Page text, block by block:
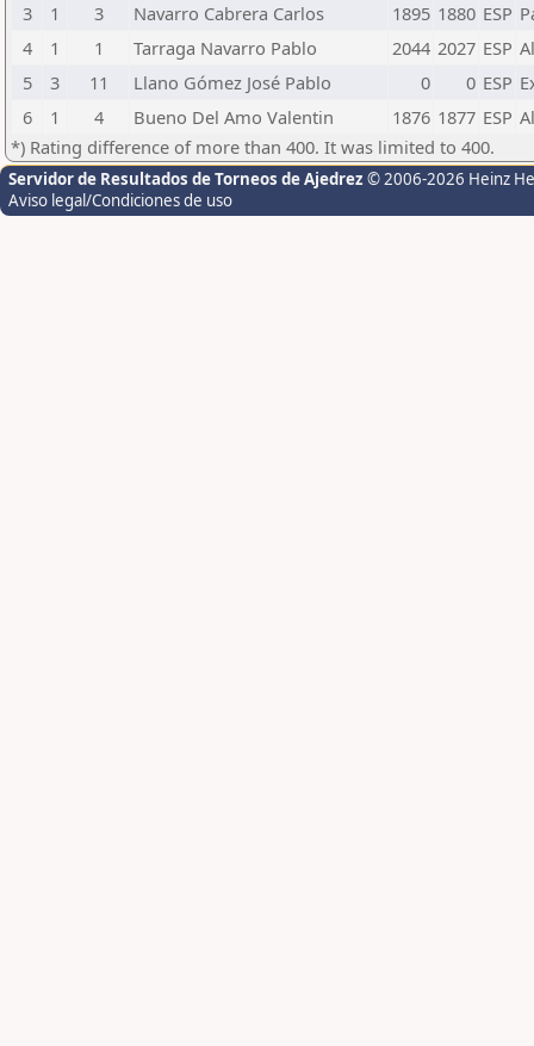
3
1 3 Navarro Cabrera Carlos 1895 1880 ESP
4
1 1 Tarraga Navarro Pablo 2044 2027 ESP
5
3 11 Llano Gómez José Pablo 0 0 ESP
6
1 4 Bueno Del Amo Valentin 1876 1877 ESP
*) Rating difference of more than 400. It was limited to 400.
Servidor de Resultados de Torneos de Ajedrez © 2006-2026 Heinz
Aviso legal/Condiciones de uso